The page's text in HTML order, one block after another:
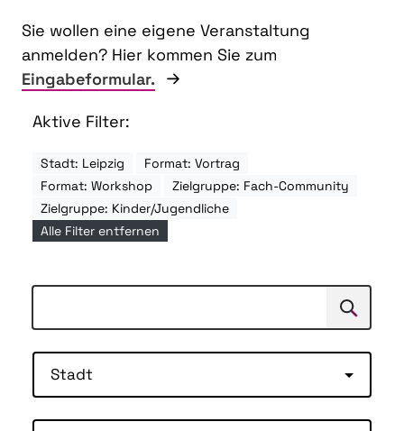
Sie wollen eine eigene Veranstaltung
anmelden? Hier kommen Sie zum
Eingabeformular.
Aktive Filter:
Stadt: Leipzig
Format: Vortrag
Format: Workshop
Zielgruppe: Fach-Community
Zielgruppe: Kinder/Jugendliche
Alle Filter entfernen
Suchen
Stadt